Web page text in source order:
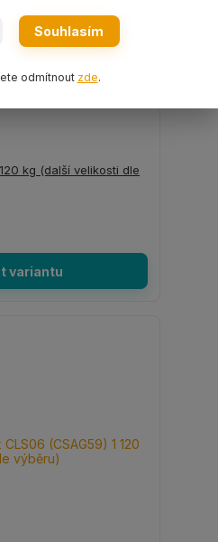
kg (další velikosti dle
variantu
Souhlasím
odmítnout zde.